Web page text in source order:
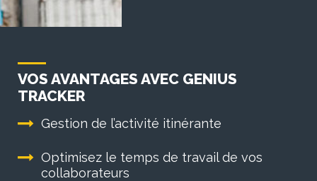
VOS AVANTAGES AVEC GENIUS
TRACKER
Gestion de l’activité itinérante
Optimisez le temps de travail de vos
collaborateurs